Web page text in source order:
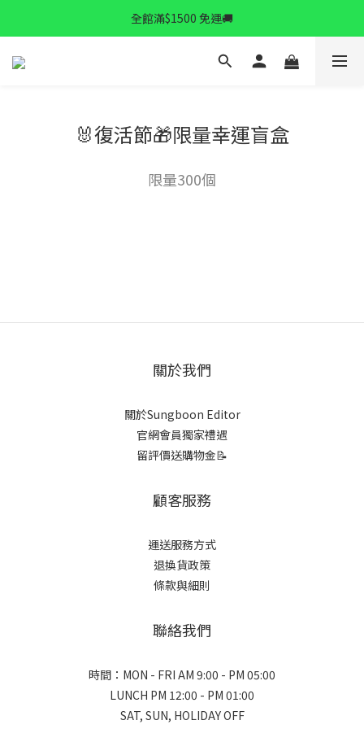
✨逆齡秘訣✨ 拉提精華限時特惠中
全館滿$1500 免運🚚
✨逆齡秘訣✨ 拉提精華限時特惠中
🐰復活節🎁限量幸運盲盒
限量300個
關於我們
關於Sungboon Editor
官網會員獨家禮遇
留評價送購物金📝
顧客服務
運送服務方式
退換貨政策
條款與細則
聯絡我們
時間：MON - FRI AM 9:00 - PM 05:00
LUNCH PM 12:00 - PM 01:00
SAT, SUN, HOLIDAY OFF